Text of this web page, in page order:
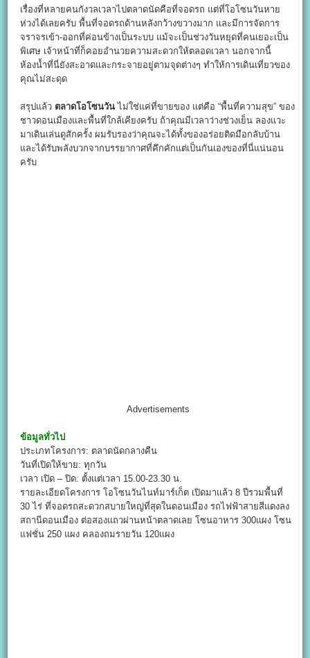
เรื่องที่หลายคนกังวลเวลาไปตลาดนัดคือที่จอดรถ แต่ที่โอโซนวันหาย
ห่วงได้เลยครับ พื้นที่จอดรถด้านหลังกว้างขวางมาก และมีการจัดการ
จราจรเข้า-ออกที่ค่อนข้างเป็นระบบ แม้จะเป็นช่วงวันหยุดที่คนเยอะเป็น
พิเศษ เจ้าหน้าที่ก็คอยอำนวยความสะดวกให้ตลอดเวลา นอกจากนี้
ห้องน้ำที่นี่ยังสะอาดและกระจายอยู่ตามจุดต่างๆ ทำให้การเดินเที่ยวของ
คุณไม่สะดุด
สรุปแล้ว ตลาดโอโซนวัน ไม่ใช่แค่ที่ขายของ แต่คือ “พื้นที่ความสุข” ของ
ชาวดอนเมืองและพื้นที่ใกล้เคียงครับ ถ้าคุณมีเวลาว่างช่วงเย็น ลองแวะ
มาเดินเล่นดูสักครั้ง ผมรับรองว่าคุณจะได้ทั้งของอร่อยติดมือกลับบ้าน
และได้รับพลังบวกจากบรรยากาศที่คึกคักแต่เป็นกันเองของที่นี่แน่นอน
ครับ
Advertisements
ข้อมูลทั่วไป
ประเภทโครงการ: ตลาดนัดกลางคืน
วันที่เปิดให้ขาย: ทุกวัน
เวลา เปิด – ปิด: ตั้งแต่เวลา 15.00-23.30 น.
รายละเอียดโครงการ โอโซนวันไนท์มาร์เก็ต เปิดมาแล้ว 8 ปีรวมพื้นที่
30 ไร่ ที่จอดรถสะดวกสบายใหญ่ที่สุดในดอนเมือง รถไฟฟ้าสายสีแดงลง
สถานีดอนเมือง ต่อสองแถวผ่านหน้าตลาดเลย โซนอาหาร 300แผง โซน
แฟชั่น 250 แผง คลองถมรายวัน 120แผง